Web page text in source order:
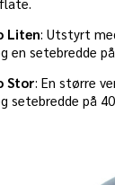
Liten: Utstyrt
en setebredde
Stor: En større
setebredde på